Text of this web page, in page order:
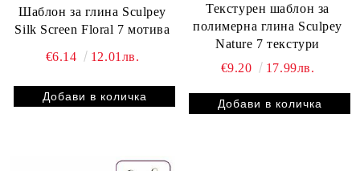
Шаблон за глина Sculpey
Silk Screen Floral 7 мотива
€6.14 12.01лв.
Текстурен шаблон за
полимерна глина Sculpey
Nature 7 текстури
€9.20
17.99лв.